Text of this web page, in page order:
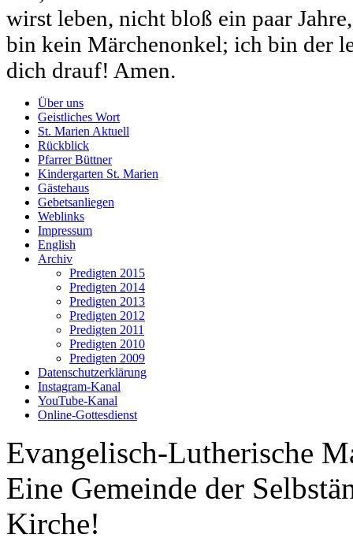
wirst leben, nicht bloß ein paar
bin kein Märchenonkel; ich bin der
dich drauf! Amen.
Über uns
Geistliches Wort
St. Marien Aktuell
Rückblick
Pfarrer Büttner
Kindergarten St. Marien
Gästehaus
Gebetsanliegen
Weblinks
Impressum
English
Archiv
Predigten 2015
Predigten 2014
Predigten 2013
Predigten 2012
Predigten 2011
Predigten 2010
Predigten 2009
Datenschutzerklärung
Instagram-Kanal
YouTube-Kanal
Online-Gottesdienst
Evangelisch-Lutherische
Eine Gemeinde der
Kirche!